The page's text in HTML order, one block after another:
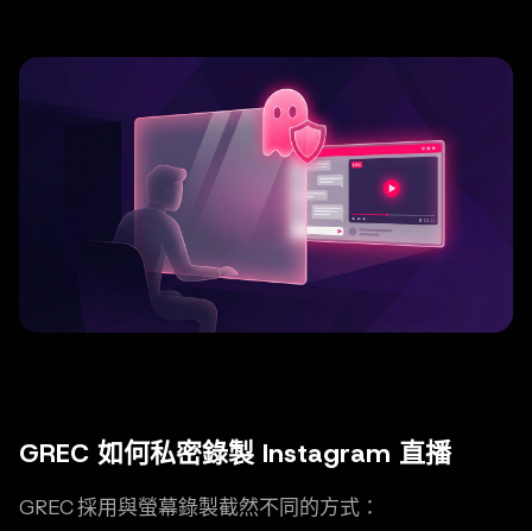
GREC 如何私密錄製 Instagram 直播
GREC 採用與螢幕錄製截然不同的方式：